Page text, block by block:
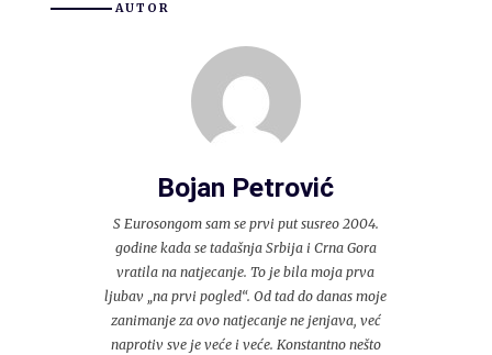
AUTOR
Bojan Petrović
S Eurosongom sam se prvi put susreo 2004.
godine kada se tadašnja Srbija i Crna Gora
vratila na natjecanje. To je bila moja prva
ljubav „na prvi pogled“. Od tad do danas moje
zanimanje za ovo natjecanje ne jenjava, već
naprotiv sve je veće i veće. Konstantno nešto